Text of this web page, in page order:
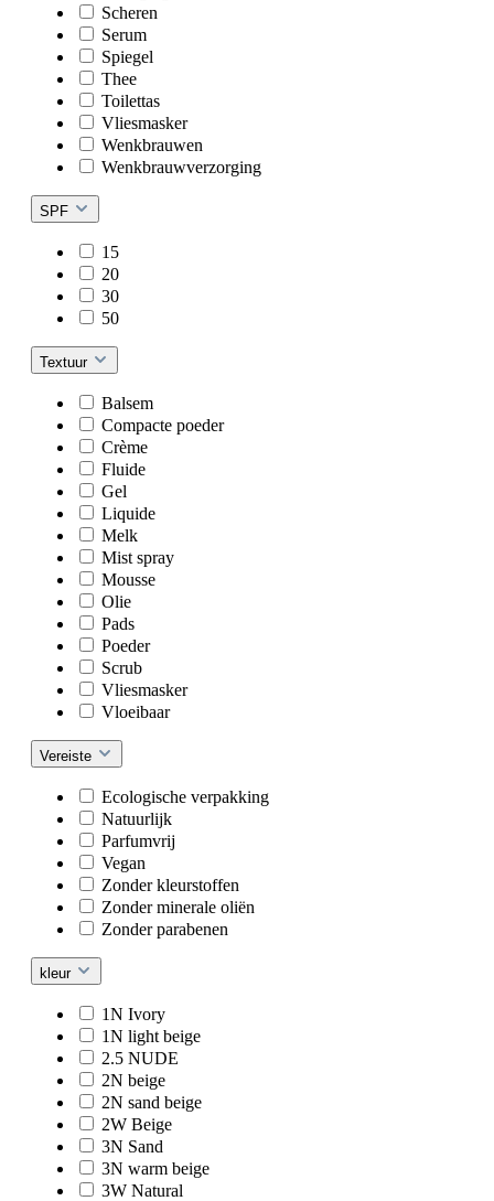
Scheren
Serum
Spiegel
Thee
Toilettas
Vliesmasker
Wenkbrauwen
Wenkbrauwverzorging
SPF
15
20
30
50
Textuur
Balsem
Compacte poeder
Crème
Fluide
Gel
Liquide
Melk
Mist spray
Mousse
Olie
Pads
Poeder
Scrub
Vliesmasker
Vloeibaar
Vereiste
Ecologische verpakking
Natuurlijk
Parfumvrij
Vegan
Zonder kleurstoffen
Zonder minerale oliën
Zonder parabenen
kleur
1N Ivory
1N light beige
2.5 NUDE
2N beige
2N sand beige
2W Beige
3N Sand
3N warm beige
3W Natural